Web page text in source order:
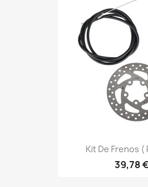
Kit De Frenos (
39,78 €